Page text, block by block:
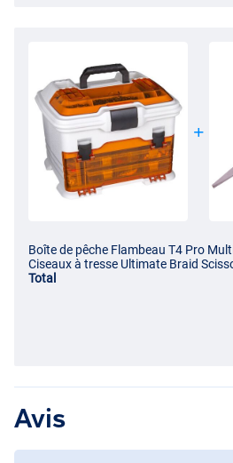
Boîte de pêche Flambeau T4 Pro
Ciseaux à tresse Ultimate Braid
Total
Avis